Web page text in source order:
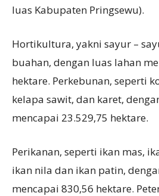
luas Kabupaten Pringsewu).
Hortikultura, yakni sayur –
buahan, dengan luas lahan
hektare. Perkebunan, seperti
kelapa sawit, dan karet,
mencapai 23.529,75 hektare.
Perikanan, seperti ikan mas,
ikan nila dan ikan patin,
mencapai 830,56 hektare.